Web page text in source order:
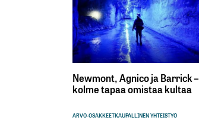
Newmont, Agnico ja Barrick –
kolme tapaa omistaa kultaa
ARVO-OSAKKEETKAUPALLINEN YHTEISTYÖ